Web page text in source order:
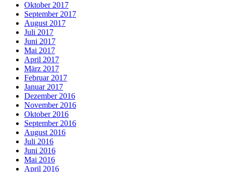
Oktober 2017
September 2017
August 2017
Juli 2017
Juni 2017
Mai 2017
April 2017
März 2017
Februar 2017
Januar 2017
Dezember 2016
November 2016
Oktober 2016
September 2016
August 2016
Juli 2016
Juni 2016
Mai 2016
April 2016